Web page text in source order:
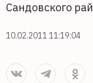
Сандовского
10.02.2011 11:19:04